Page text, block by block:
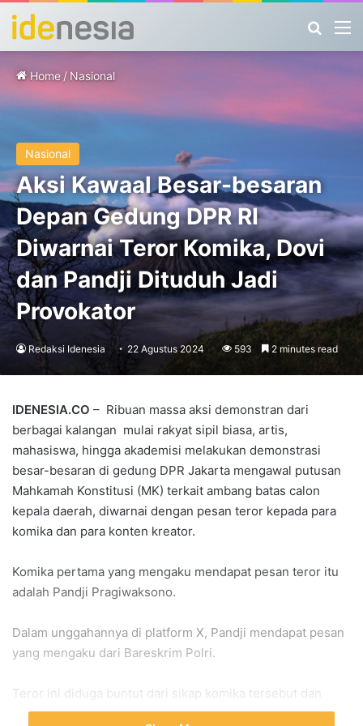
Home / Nasional
Nasional
Aksi Kawaal Besar-besaran
Depan Gedung DPR RI
Diwarnai Teror Komika, Dovi
dan Pandji Dituduh Jadi
Provokator
Redaksi Idenesia 22 Agustus 2024 593 2 minutes read
IDENESIA.CO – Ribuan massa aksi demonstran dari
berbagai kalangan mulai rakyat sipil biasa, artis,
mahasiswa, hingga akademisi melakukan demonstrasi
besar-besaran di gedung DPR Jakarta mengawal putusan
Mahkamah Konstitusi (MK) terkait ambang batas calon
kepala daerah, diwarnai dengan pesan teror kepada para
komika dan para konten kreator.
Komika pertama yang mengaku mendapat pesan teror itu
adalah Pandji Pragiwaksono.
Dalam unggahannya di platform X, Pandji mendapat pesan
yang mengaku dari Bareskrim Polri.
Teror ini diduga buntut dari sikap komika tersebut dan
beberapa figur publik lainnya yang lantang menyuarakan